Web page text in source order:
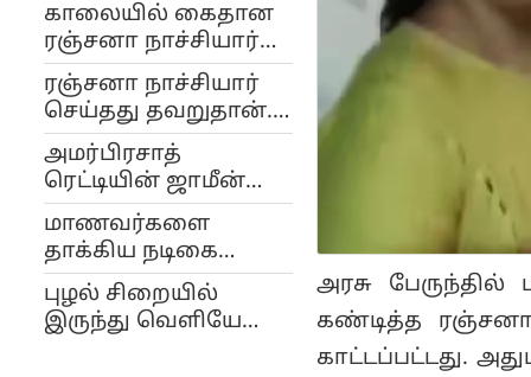
காலையில் கைதான
ரஞ்சனா நாச்சியார்
மாலையில்
விடுதலை.. என்ன
நடந்தது?
ரஞ்சனா நாச்சியார்
செய்தது தவறுதான்..
ஆனால்.. பாஜக
பிரபலத்தின் கருத்து..!
அமர்பிரசாத்
ரெட்டியின் ஜாமீன்
மனு தள்ளுபடி!
மாணவர்களை
தாக்கிய நடிகை
ரஞ்சனா நாச்சியார்
கைது...
புழல் சிறையில்
இருந்து வெளியே
அரசு
கண்டித்த ரஞ்சனா
காட்டப்பட்டது.